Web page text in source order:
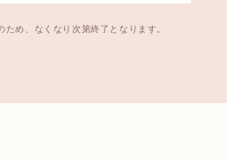
め、なくなり次第終了となります。